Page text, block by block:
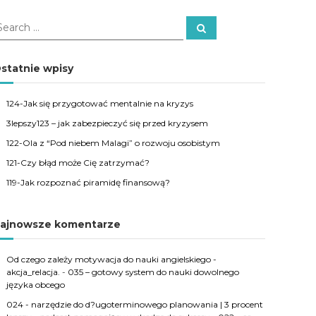
S
wpisy
124-Jak się przygotować mentalnie na kryzys
3lepszy123 – jak zabezpieczyć się przed kryzysem
122-Ola z “Pod niebem Malagi” o rozwoju osobistym
121-Czy błąd może Cię zatrzymać?
119-Jak rozpoznać piramidę finansową?
komentarze
Od czego zależy motywacja do nauki angielskiego -
akcja_relacja. - 035 – gotowy system do nauki dowolnego
języka obcego
024 - narzędzie do d?ugoterminowego planowania | 3 procent